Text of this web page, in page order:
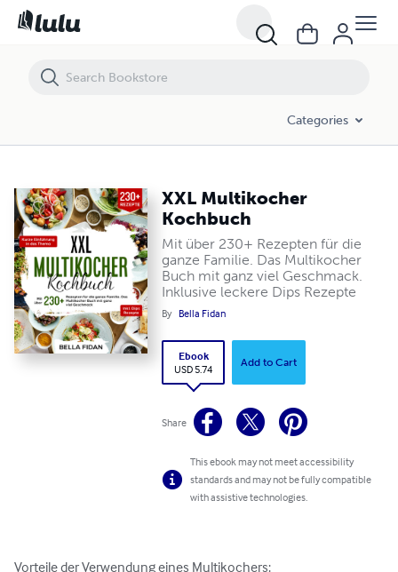
Categories
XXL Multikocher
Kochbuch
Mit über 230+ Rezepten für die
ganze Familie. Das Multikocher
Buch mit ganz viel Geschmack.
Inklusive leckere Dips Rezepte
By Bella Fidan
Ebook
USD 5.74
Add to Cart
Share
This ebook may not meet accessibility
standards and may not be fully compatible
with assistive technologies.
Vorteile der Verwendung eines Multikochers:
XXL Multikocher Kochbuch